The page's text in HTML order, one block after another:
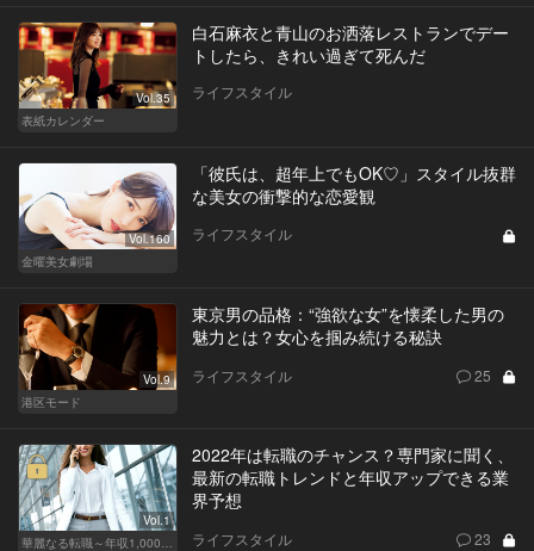
Vol.35
表紙カレンダー
白石麻衣と青山のお洒落レストランでデー
トしたら、きれい過ぎて死んだ
ライフスタイル
Vol.160
金曜美女劇場
「彼氏は、超年上でもOK♡」スタイル抜群
な美女の衝撃的な恋愛観
ライフスタイル
Vol.9
港区モード
東京男の品格：“強欲な女”を懐柔した男の
魅力とは？女心を掴み続ける秘訣
ライフスタイル 25
Vol.1
2022年は転職のチャンス？専門家に聞く、
最新の転職トレンドと年収アップできる業
界予想
ライフスタイル 23